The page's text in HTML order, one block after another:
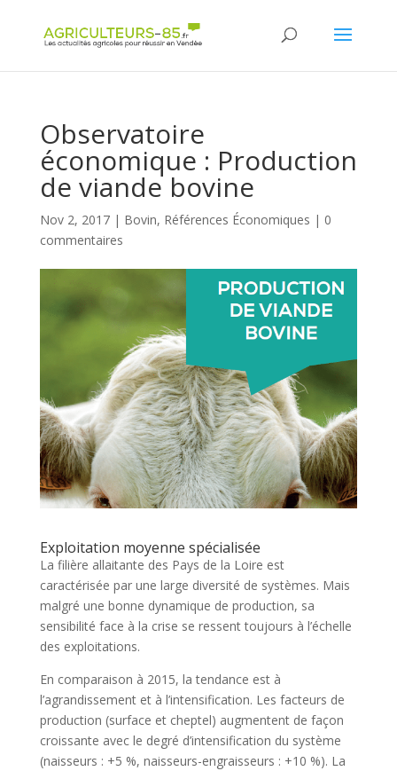
Observatoire
économique : Production
de viande bovine
Nov 2, 2017| Bovin, Références Économiques | 0
commentaires
Exploitation moyenne spécialisée
La filière allaitante des Pays de la Loire est
caractérisée par une large diversité de systèmes. Mais
malgré une bonne dynamique de production, sa
sensibilité face à la crise se ressent toujours à l’échelle
des exploitations.
En comparaison à 2015, la tendance est à
l’agrandissement et à l’intensification. Les facteurs de
production (surface et cheptel) augmentent de façon
croissante avec le degré d’intensification du système
(naisseurs : +5 %, naisseurs-engraisseurs : +10 %). La